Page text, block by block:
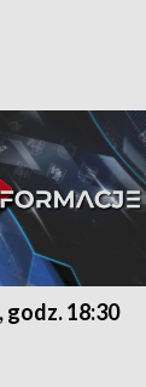
godz. 18:30